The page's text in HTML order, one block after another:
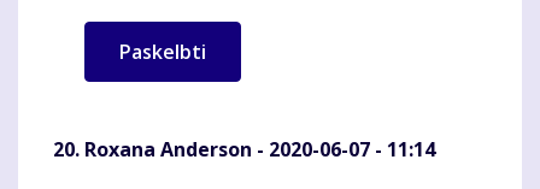
Roxana Anderson - 2020-06-07 - 11:14